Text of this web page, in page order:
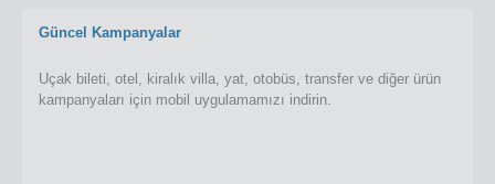
Güncel Kampanyalar
Uçak bileti, otel, kiralık villa, yat, otobüs, transfer ve diğer ürün
kampanyaları için mobil uygulamamızı indirin.